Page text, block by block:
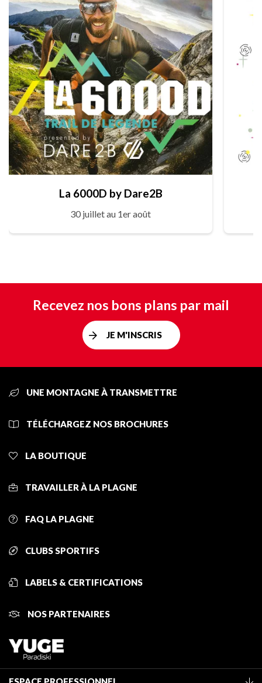
La 6000D by Dare2B
30 juillet au 1er août
Recevez nos bons plans par mail
JE M'INSCRIS
UNE MONTAGNE À TRANSMETTRE
TÉLÉCHARGEZ NOS BROCHURES
LA BOUTIQUE
TRAVAILLER À LA PLAGNE
FAQ LA PLAGNE
CLUBS SPORTIFS
LABELS & CERTIFICATIONS
NOS PARTENAIRES